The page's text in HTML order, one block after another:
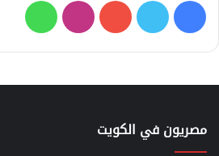
فيسبوك
تويتر يوتيوبانستقرامواتساب
مصريون في الكويت